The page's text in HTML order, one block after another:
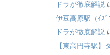
ドラが徹底解説
伊豆高原駅（ｲｽ
ドラが徹底解説
【東高円寺駅】